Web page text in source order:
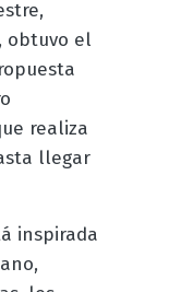
obtuvo el
realiza
llegar
inspirada